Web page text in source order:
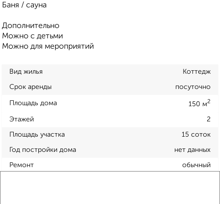
Баня / сауна
Дополнительно
Можно с детьми
Можно для мероприятий
Вид жилья Коттедж
Срок аренды посуточно
Площадь дома 150 м2
Этажей 2
Площадь участка 15 соток
Год постройки дома нет данных
Ремонт обычный